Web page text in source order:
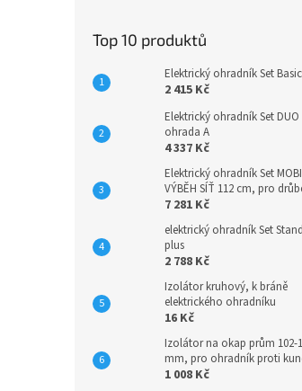
Top 10 produktů
Elektrický ohradník Set Basic
2 415 Kč
Elektrický ohradník Set DUO
ohrada A
4 337 Kč
Elektrický ohradník Set
VÝBĚH SÍŤ 112 cm, pro
7 281 Kč
elektrický ohradník Set
plus
2 788 Kč
Izolátor kruhový, k bráně
elektrického ohradníku
16 Kč
Izolátor na okap prům 102-
mm, pro ohradník proti
1 008 Kč